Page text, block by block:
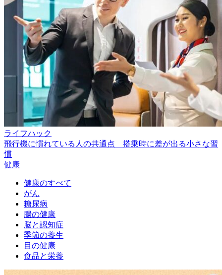
ライフハック
飛行機に慣れている人の共通点 搭乗時に差が出る小さな習
慣
健康
健康のすべて
がん
糖尿病
腸の健康
脳と認知症
季節の養生
目の健康
食品と栄養